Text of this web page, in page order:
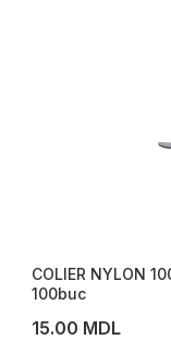
COLIER NYLON
100buc
15.00 MDL